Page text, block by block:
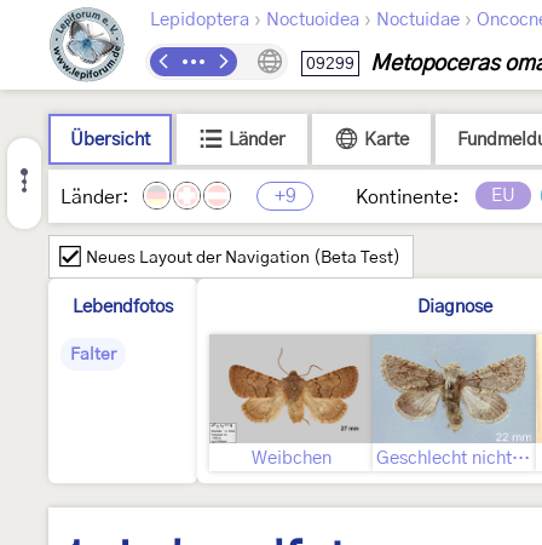
Lepidoptera › Noctuoidea › Noctuidae ›
09299 Metopoceras
Übersicht Länder Karte
Länder: +9 Kontinente: EU
Neues Layout der Navigation (Beta Test)
Lebendfotos
Falter
Diagnose
Weibchen Geschlecht nicht bestimmt